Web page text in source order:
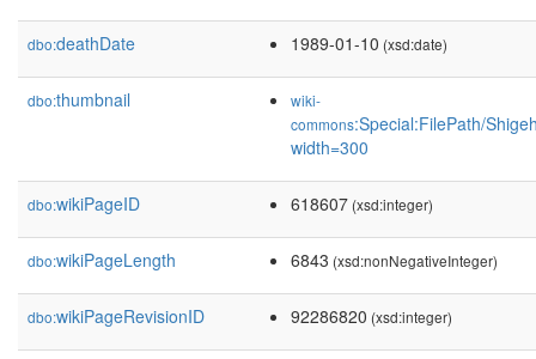
dbo:deathDate 1989-01-10 (xsd:date)
dbo:thumbnail
wiki-
commons:Special:FilePath/
width=300
dbo:wikiPageID 618607 (xsd:integer)
dbo:wikiPageLength 6843 (xsd:nonNegativeInteger)
dbo:wikiPageRevisionID 92286820 (xsd:integer)